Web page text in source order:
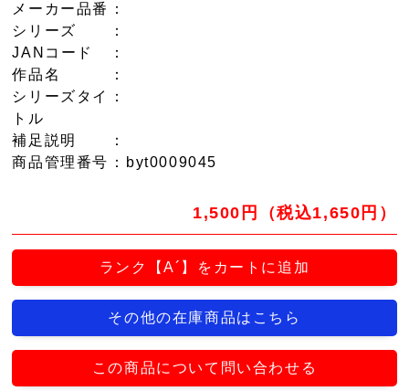
メーカー品番
：
シリーズ
：
JANコード
：
作品名
：
シリーズタイ
トル
：
補足説明
：
商品管理番号 ：byt0009045
1,500円（税込1,650円）
ランク【A´】をカートに追加
その他の在庫商品はこちら
この商品について問い合わせる